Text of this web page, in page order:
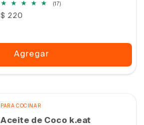
(17)17
Precio
$ 220
Agregar
PARA COCINAR
Aceite de Coco k.eat